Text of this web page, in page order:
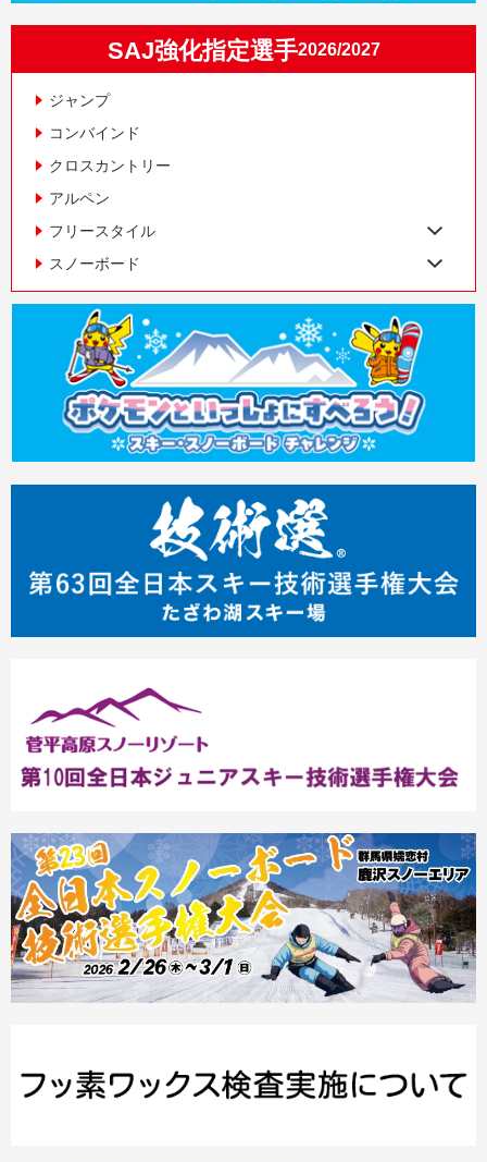
SAJ強化指定選手2026/2027
ジャンプ
コンバインド
クロスカントリー
アルペン
フリースタイル
スノーボード